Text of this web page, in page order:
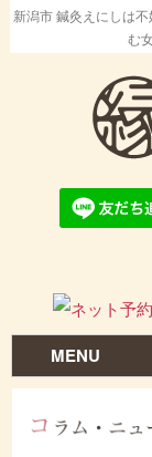
新潟市 鍼灸えにしは
む
MENU